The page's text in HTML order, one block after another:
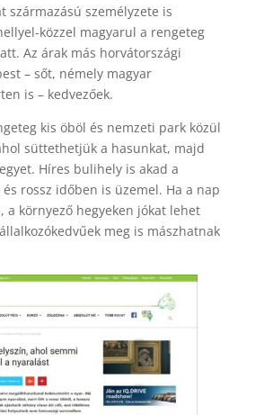
származású személyzete is
közzel magyarul a rengeteg
Az árak más horvátországi
– sőt, némely magyar
is – kedvezőek.
kis öböl és nemzeti park közül
süttethetjük a hasunkat, majd
Híres bulihely is akad a
rossz időben is üzemel. Ha a nap
a környező hegyeken jókat lehet
meg is mászhatnak